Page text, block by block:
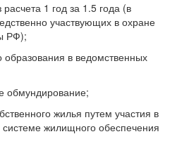
1 год за 1.5 года (в
участвующих в охране
РФ);
образования в ведомственных
обмундирование;
жилья путем участия в
системе жилищного обеспечения